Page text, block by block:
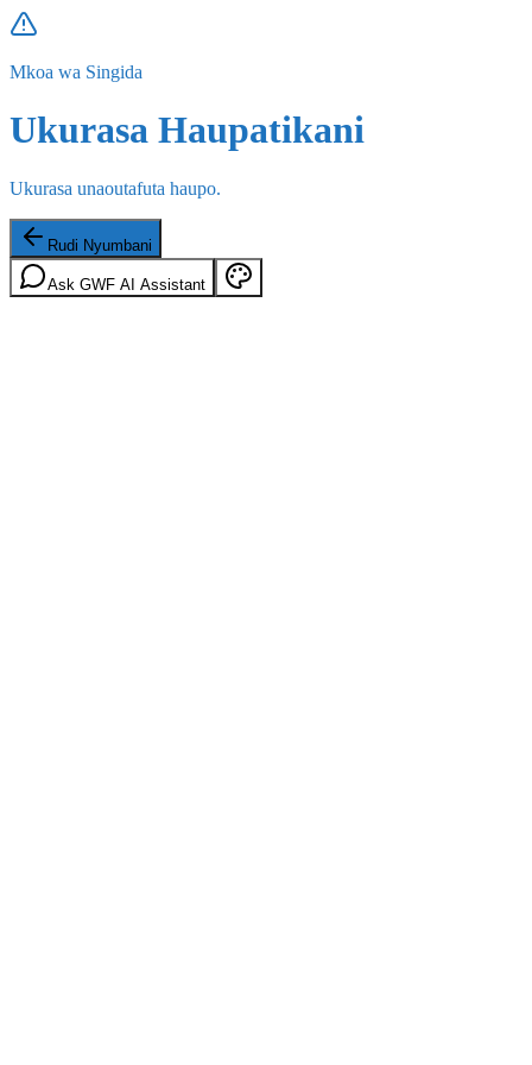
Mkoa wa Singida
Ukurasa Haupatikani
Ukurasa unaoutafuta haupo.
Rudi Nyumbani
Ask GWF AI Assistant